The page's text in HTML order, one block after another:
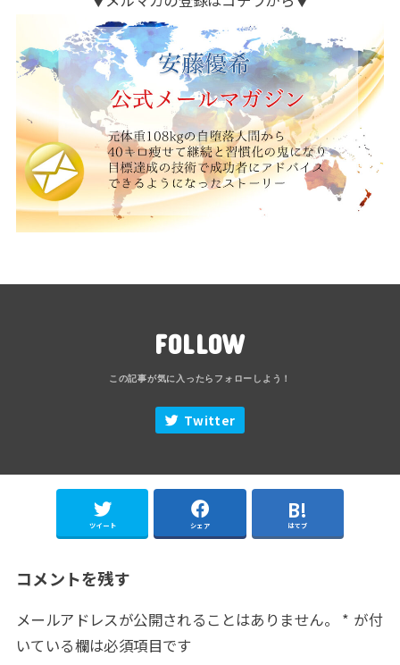
FOLLOW
Twitter
ツイート シェア はてブ
コメントを残す
メールアドレスが公開されることはありません。 * が付
いている欄は必須項目です